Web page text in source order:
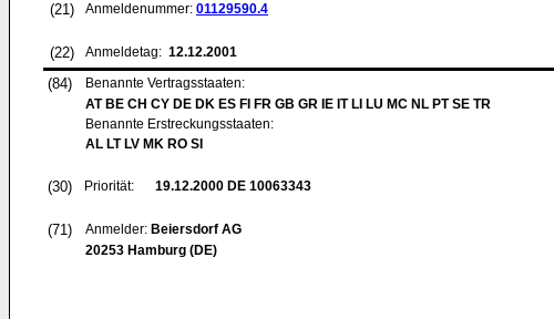
(21) Anmeldenummer: 01129590.4
(22) Anmeldetag: 12.12.2001
(84)
Benannte Vertragsstaaten:
AT BE CH CY DE DK ES FI FR GB GR IE IT LI LU MC NL PT SE TR
Benannte Erstreckungsstaaten:
AL LT LV MK RO SI
(30) Priorität: 19.12.2000 DE 10063343
(71) Anmelder: Beiersdorf AG
20253 Hamburg (DE)